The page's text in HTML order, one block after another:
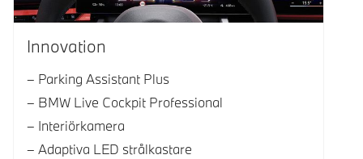
Innovation
Parking Assistant Plus
BMW Live Cockpit Professional
Interiörkamera
Adaptiva LED strålkastare